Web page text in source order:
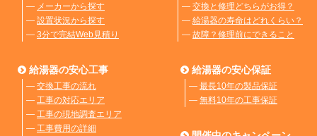
― メーカーから探す
― 設置状況から探す
― 3分で完結Web見積り
― 交換と修理どちらがお得？
― 給湯器の寿命はどれくらい？
― 故障？修理前にできること
給湯器の安心工事
― 交換工事の流れ
― 工事の対応エリア
― 工事の現地調査エリア
― 工事費用の詳細
給湯器の安心保証
― 最長10年の製品保証
― 無料10年の工事保証